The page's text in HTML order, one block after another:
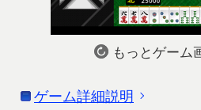
もっとゲーム
ゲーム詳細説明